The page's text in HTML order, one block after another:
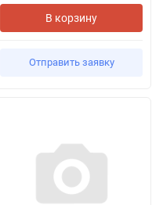
В корзину
Отправить заявку